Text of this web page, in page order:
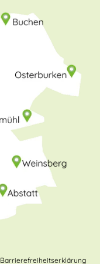
Barrierefreiheitserklärung